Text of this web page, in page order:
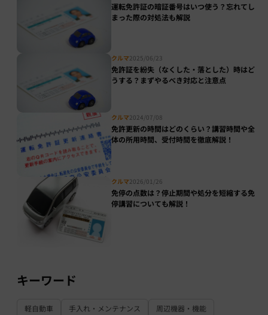
運転免許証の暗証番号はいつ使う？忘れてし
まった際の対処法も解説
クルマ2025/06/23
免許証を紛失（なくした・落とした）時はど
うする？まずやるべき対応と注意点
クルマ2024/07/08
免許更新の時間はどのくらい？講習時間や全
体の所用時間、受付時間を徹底解説！
クルマ2026/01/26
免停の点数は？停止期間や処分を短縮する免
停講習についても解説！
キーワード
軽自動車 手入れ・メンテナンス
周辺機器・機能